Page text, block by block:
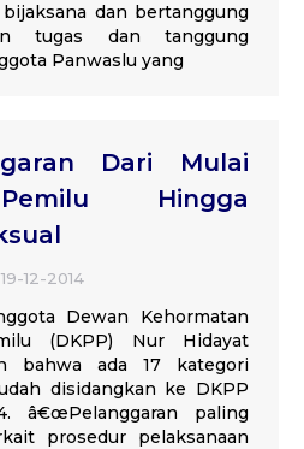
dan bertanggung
tugas dan tanggung
Panwaslu yang
Dari Mulai
Hingga
19-12-2014
Dewan Kehormatan
(DKPP) Nur Hidayat
bahwa ada 17 kategori
disidangkan ke DKPP
â€œPelanggaran paling
prosedur pelaksanaan